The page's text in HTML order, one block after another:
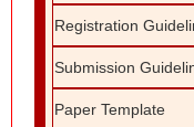
Registration
Submission
Paper Template